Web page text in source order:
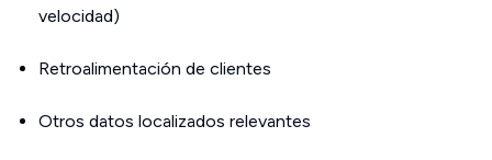
velocidad)
Retroalimentación de clientes
Otros datos localizados relevantes